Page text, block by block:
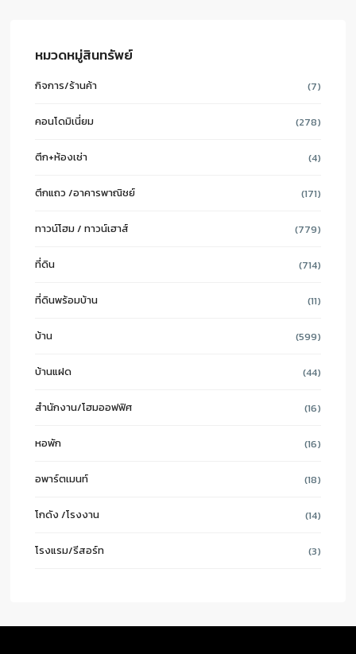
หมวดหมู่สินทรัพย์
กิจการ/ร้านค้า (7)
คอนโดมิเนี่ยม (278)
ตึก+ห้องเช่า (4)
ตึกแถว /อาคารพาณิชย์ (171)
ทาวน์โฮม / ทาวน์เฮาส์ (779)
ที่ดิน (714)
ที่ดินพร้อมบ้าน (11)
บ้าน (599)
บ้านแฝด (44)
สำนักงาน/โฮมออฟฟิศ (16)
หอพัก (16)
อพาร์ตเมนท์ (18)
โกดัง /โรงงาน (14)
โรงแรม/รีสอร์ท (3)